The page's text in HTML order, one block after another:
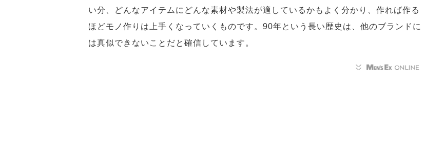
い分、どんなアイテムにどんな素材や製法が適しているかもよく分かり、作れば作る
ほどモノ作りは上手くなっていくものです。90年という長い歴史は、他のブランドに
は真似できないことだと確信しています。